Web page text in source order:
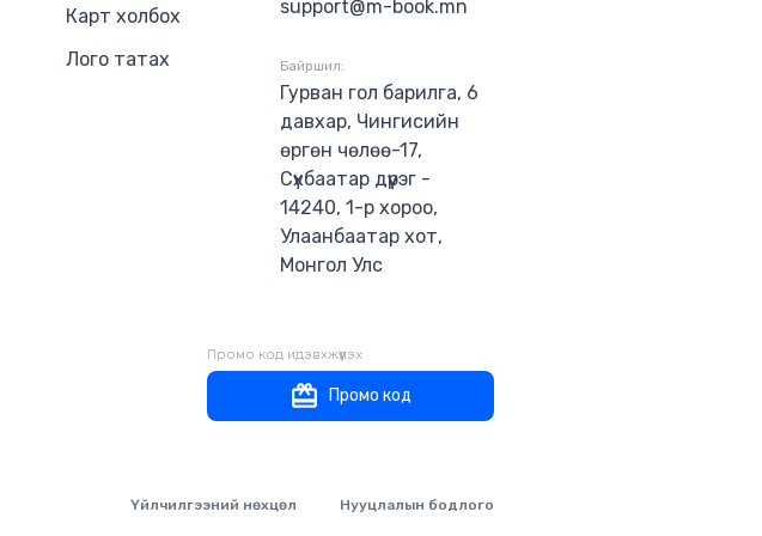
Карт холбох
Лого татах
support@m-book.mn
Байршил:
Гурван гол барилга, 6
давхар, Чингисийн
өргөн чөлөө-17,
Сүхбаатар дүүрэг -
14240, 1-р хороо,
Улаанбаатар хот,
Монгол Улс
Промо код идэвхжүүлэх
Промо код
Үйлчилгээний нөхцөл Нууцлалын бодлого